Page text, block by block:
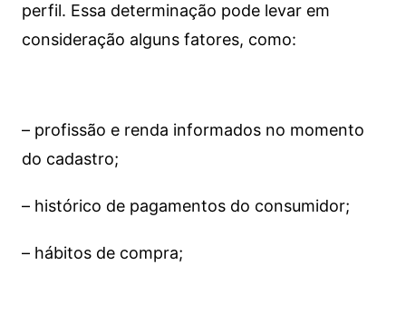
perfil. Essa determinação pode levar em
consideração alguns fatores, como:
– profissão e renda informados no momento
do cadastro;
– histórico de pagamentos do consumidor;
– hábitos de compra;